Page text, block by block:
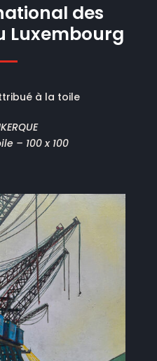
des
Luxembourg
à la toile
– 100 x 100